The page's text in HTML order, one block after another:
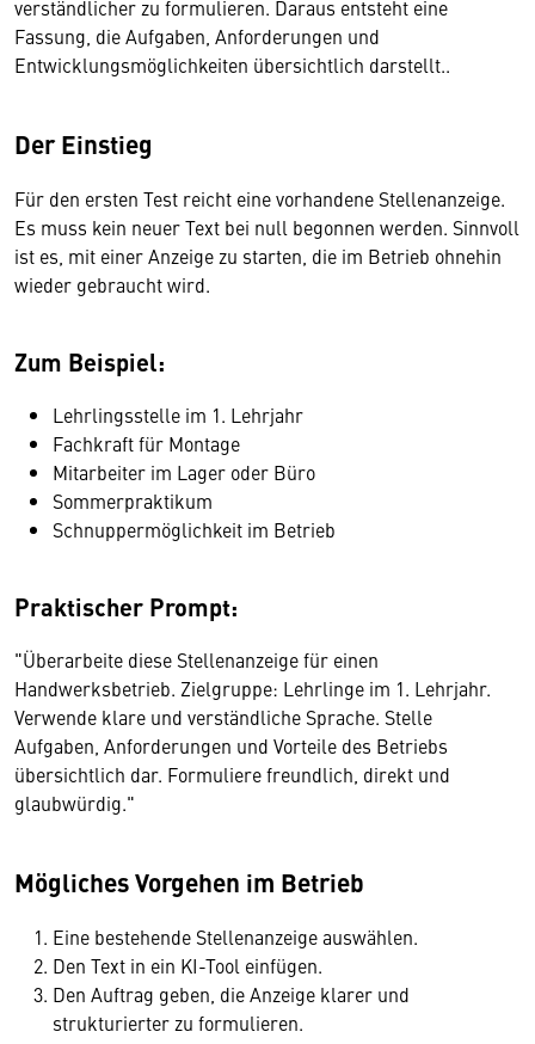
verständlicher zu formulieren. Daraus entsteht eine
Fassung, die Aufgaben, Anforderungen und
Entwicklungsmöglichkeiten übersichtlich darstellt..
Der Einstieg
Für den ersten Test reicht eine vorhandene Stellenanzeige.
Es muss kein neuer Text bei null begonnen werden. Sinnvoll
ist es, mit einer Anzeige zu starten, die im Betrieb ohnehin
wieder gebraucht wird.
Zum Beispiel:
Lehrlingsstelle im 1. Lehrjahr
Fachkraft für Montage
Mitarbeiter im Lager oder Büro
Sommerpraktikum
Schnuppermöglichkeit im Betrieb
Praktischer Prompt:
"Überarbeite diese Stellenanzeige für einen
Handwerksbetrieb. Zielgruppe: Lehrlinge im 1. Lehrjahr.
Verwende klare und verständliche Sprache. Stelle
Aufgaben, Anforderungen und Vorteile des Betriebs
übersichtlich dar. Formuliere freundlich, direkt und
glaubwürdig."
Mögliches Vorgehen im Betrieb
Eine bestehende Stellenanzeige auswählen.
Den Text in ein KI-Tool einfügen.
Den Auftrag geben, die Anzeige klarer und
strukturierter zu formulieren.